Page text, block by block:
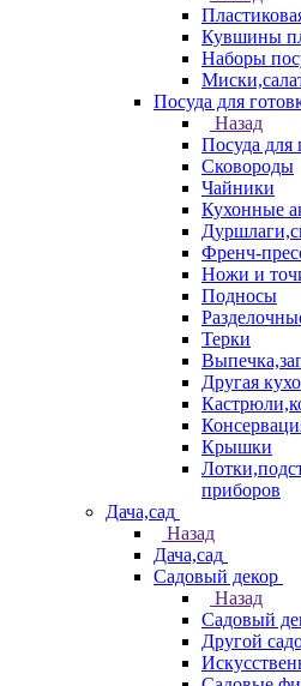
Кувшины
Наборы
Посуда для
Назад
Посуда для
Сковороды
Чайники
Кухонные
Френч-
Ножи и
Подносы
Терки
Другая
Крышки
приборов
Дача,сад
Назад
Дача,сад
Садовый декор
Назад
Садовый
Другой